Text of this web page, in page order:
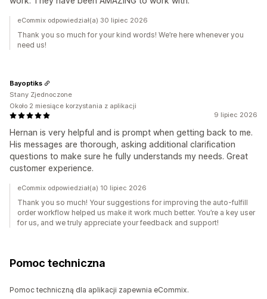
eCommix odpowiedział(a) 30 lipiec 2026
Thank you so much for your kind words! We’re here whenever you
need us!
9 lipiec 2026
Hernan is very helpful and is prompt when getting back to me.
His messages are thorough, asking additional clarification
questions to make sure he fully understands my needs. Great
customer experience.
Bayoptiks
Stany Zjednoczone
Około 2 miesiące korzystania z aplikacji
eCommix odpowiedział(a) 10 lipiec 2026
Thank you so much! Your suggestions for improving the auto-fulfill
order workflow helped us make it work much better. You’re a key user
for us, and we truly appreciate your feedback and support!
Pomoc techniczna
Pomoc techniczną dla aplikacji zapewnia eCommix.